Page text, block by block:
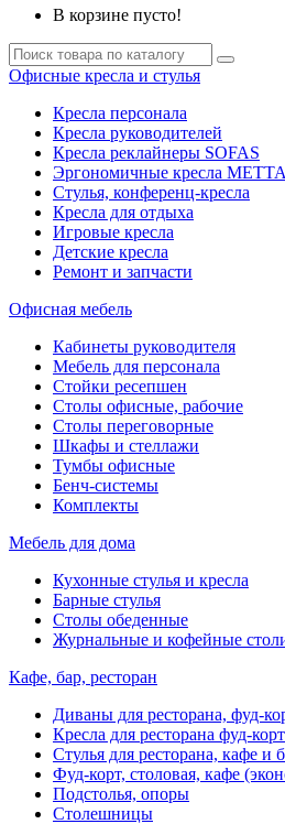
В корзине пусто!
Офисные кресла и стулья
Кресла персонала
Кресла руководителей
Кресла реклайнеры SOFAS
Эргономичные кресла МЕТТА
Стулья, конференц-кресла
Кресла для отдыха
Игровые кресла
Детские кресла
Ремонт и запчасти
Офисная мебель
Кабинеты руководителя
Мебель для персонала
Стойки ресепшен
Столы офисные, рабочие
Столы переговорные
Шкафы и стеллажи
Тумбы офисные
Бенч-системы
Комплекты
Мебель для дома
Кухонные стулья и кресла
Барные стулья
Столы обеденные
Журнальные и кофейные
Кафе, бар, ресторан
Диваны для ресторана, фуд-
Кресла для ресторана фуд-
Стулья для ресторана, кафе и
Фуд-корт, столовая, кафе
Подстолья, опоры
Столешницы